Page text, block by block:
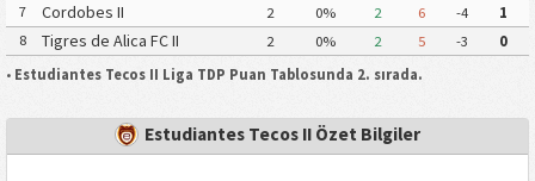
7
Cordobes II 2 0% 2 6 -4
1
8
Tigres de Alica FC II 2 0% 2 5 -3
0
• Estudiantes Tecos II Liga TDP Puan Tablosunda 2. sırada.
Estudiantes Tecos II Özet Bilgiler